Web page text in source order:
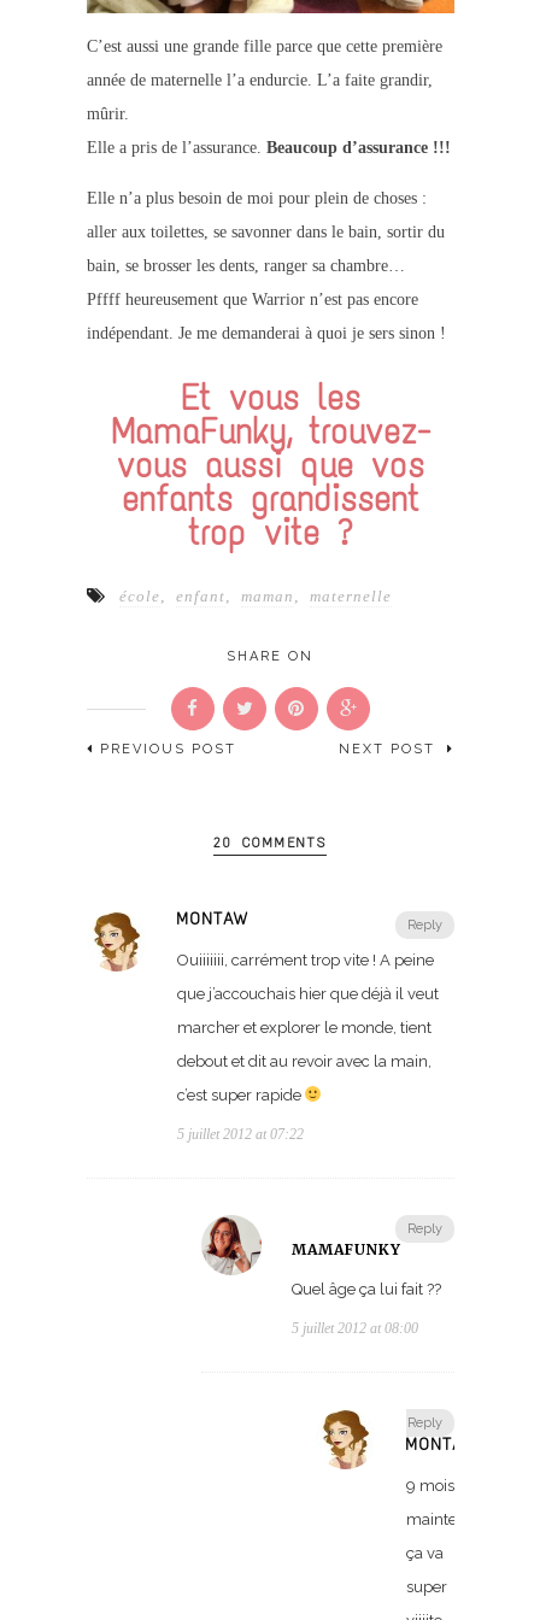
C’est aussi une grande fille parce que cette première
année de maternelle l’a endurcie. L’a faite grandir,
mûrir.
Elle a pris de l’assurance. Beaucoup d’assurance !!!
Elle n’a plus besoin de moi pour plein de choses :
aller aux toilettes, se savonner dans le bain, sortir du
bain, se brosser les dents, ranger sa chambre…
Pffff heureusement que Warrior n’est pas encore
indépendant. Je me demanderai à quoi je sers sinon !
Et vous les
MamaFunky, trouvez-
vous aussi que vos
enfants grandissent
trop vite ?
école, enfant, maman , maternelle
SHARE ON
PREVIOUS POST NEXT POST
20 COMMENTS
Reply
MONTAW
Ouiiiiiii, carrément trop vite ! A peine
que j’accouchais hier que déjà il veut
marcher et explorer le monde, tient
debout et dit au revoir avec la main,
c’est super rapide
5 juillet 2012 at 07:22
Reply
MAMAFUNKY
Quel âge ça lui fait ??
5 juillet 2012 at 08:00
Reply
MONTAW
9 mois
maintenant,
ça va
super